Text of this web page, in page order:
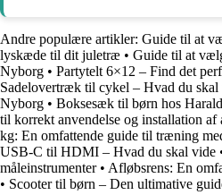
Andre populære artikler: Guide til at
lyskæde til dit juletræ • Guide til at
Nyborg • Partytelt 6×12 – Find det
Sadelovertræk til cykel – Hvad du
Nyborg • Boksesæk til børn hos
til korrekt anvendelse og installation af
kg: En omfattende guide til træning
USB-C til HDMI – Hvad du skal vide
måleinstrumenter• Afløbsrens: En
• Scooter til børn – Den ultimative